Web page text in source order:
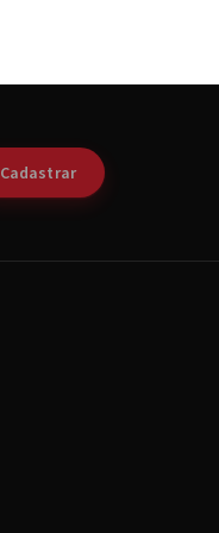
Cadastrar